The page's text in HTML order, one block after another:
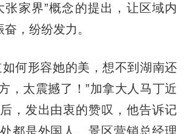
张家界”概念的提出，让区域内
奋，纷纷发力。
何形容她的美，想不到湖南还
，太震撼了！”加拿大人马丁近
，发出由衷的赞叹，他告诉记
都是外国人。景区营销总经理